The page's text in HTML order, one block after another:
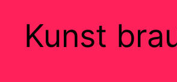
Kunst